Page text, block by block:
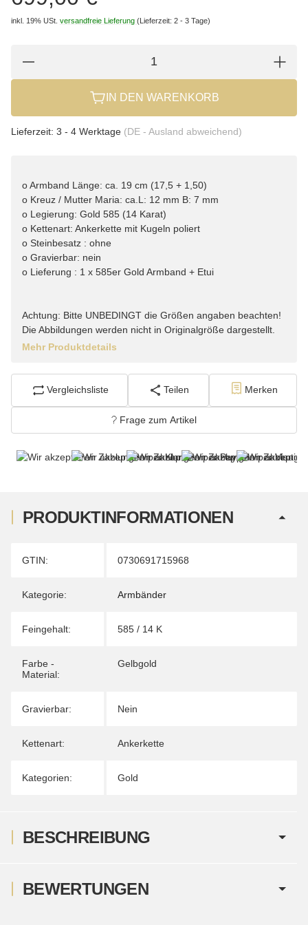
inkl. 19% USt. versandfreie Lieferung (Lieferzeit: 2 - 3 Tage)
IN DEN WARENKORB
Lieferzeit: 3 - 4 Werktage (DE - Ausland abweichend)
o Armband Länge: ca. 19 cm (17,5 + 1,50)
o Kreuz / Mutter Maria: ca.L: 12 mm B: 7 mm
o Legierung: Gold 585 (14 Karat)
o Kettenart: Ankerkette mit Kugeln poliert
o Steinbesatz : ohne
o Gravierbar: nein
o Lieferung : 1 x 585er Gold Armband + Etui
Achtung: Bitte UNBEDINGT die Größen angaben beachten!
Die Abbildungen werden nicht in Originalgröße dargestellt.
Mehr Produktdetails
Vergleichsliste Teilen Merken
Frage zum Artikel
PRODUKTINFORMATIONEN
Produkteigenschaft
Wert
GTIN: 0730691715968
Kategorie: Armbänder
Feingehalt: 585 / 14 K
Farbe -
Material:
Gelbgold
Gravierbar: Nein
Kettenart: Ankerkette
Kategorien: Gold
BESCHREIBUNG
BEWERTUNGEN